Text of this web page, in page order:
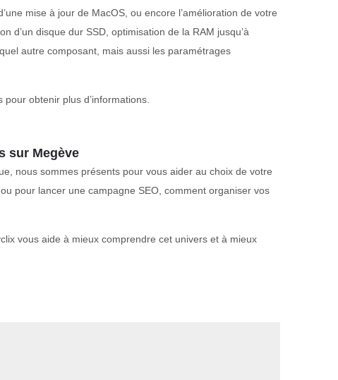
mise à jour de MacOS, ou encore l’amélioration de votre
d’un disque dur SSD, optimisation de la RAM jusqu’à
autre composant, mais aussi les paramétrages
obtenir plus d’informations.
sur Megève
nous sommes présents pour vous aider au choix de votre
pour lancer une campagne SEO, comment organiser vos
vous aide à mieux comprendre cet univers et à mieux